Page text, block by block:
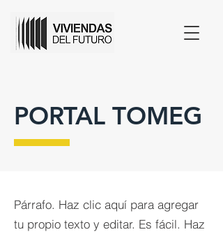
PORTAL TOMEG
Párrafo. Haz clic aquí para agregar
tu propio texto y editar. Es fácil. Haz